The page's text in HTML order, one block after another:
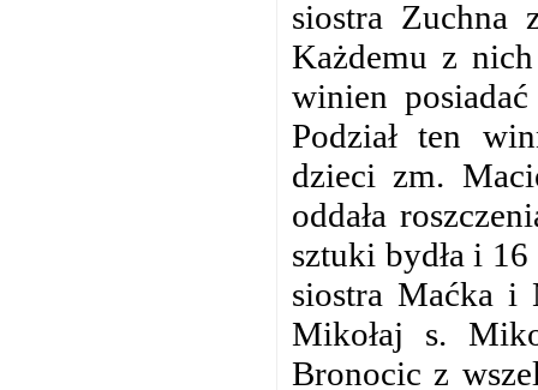
siostra
Każdemu z
winien
Podział ten
dzieci zm.
oddała
sztuki bydła i
siostra Maćka i
Mikołaj s.
Bronocic z